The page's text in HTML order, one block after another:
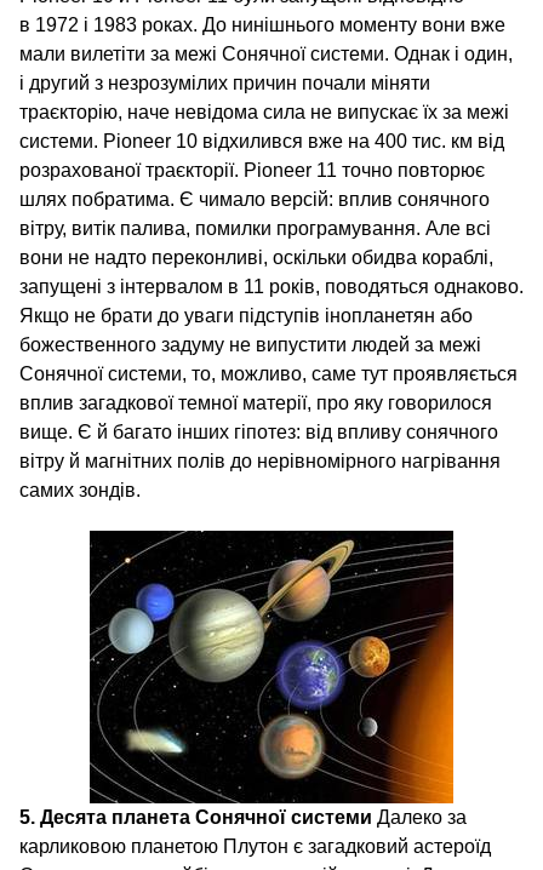
в 1972 і 1983 роках. До нинішнього моменту вони вже
мали вилетіти за межі Сонячної системи. Однак і один,
і другий з незрозумілих причин почали міняти
траєкторію, наче невідома сила не випускає їх за межі
системи. Pioneer 10 відхилився вже на 400 тис. км від
розрахованої траєкторії. Pioneer 11 точно повторює
шлях побратима. Є чимало версій: вплив сонячного
вітру, витік палива, помилки програмування. Але всі
вони не надто переконливі, оскільки обидва кораблі,
запущені з інтервалом в 11 років, поводяться однаково.
Якщо не брати до уваги підступів інопланетян або
божественного задуму не випустити людей за межі
Сонячної системи, то, можливо, саме тут проявляється
вплив загадкової темної матерії, про яку говорилося
вище. Є й багато інших гіпотез: від впливу сонячного
вітру й магнітних полів до нерівномірного нагрівання
самих зондів.
5. Десята планета Сонячної системи Далеко за
карликовою планетою Плутон є загадковий астероїд